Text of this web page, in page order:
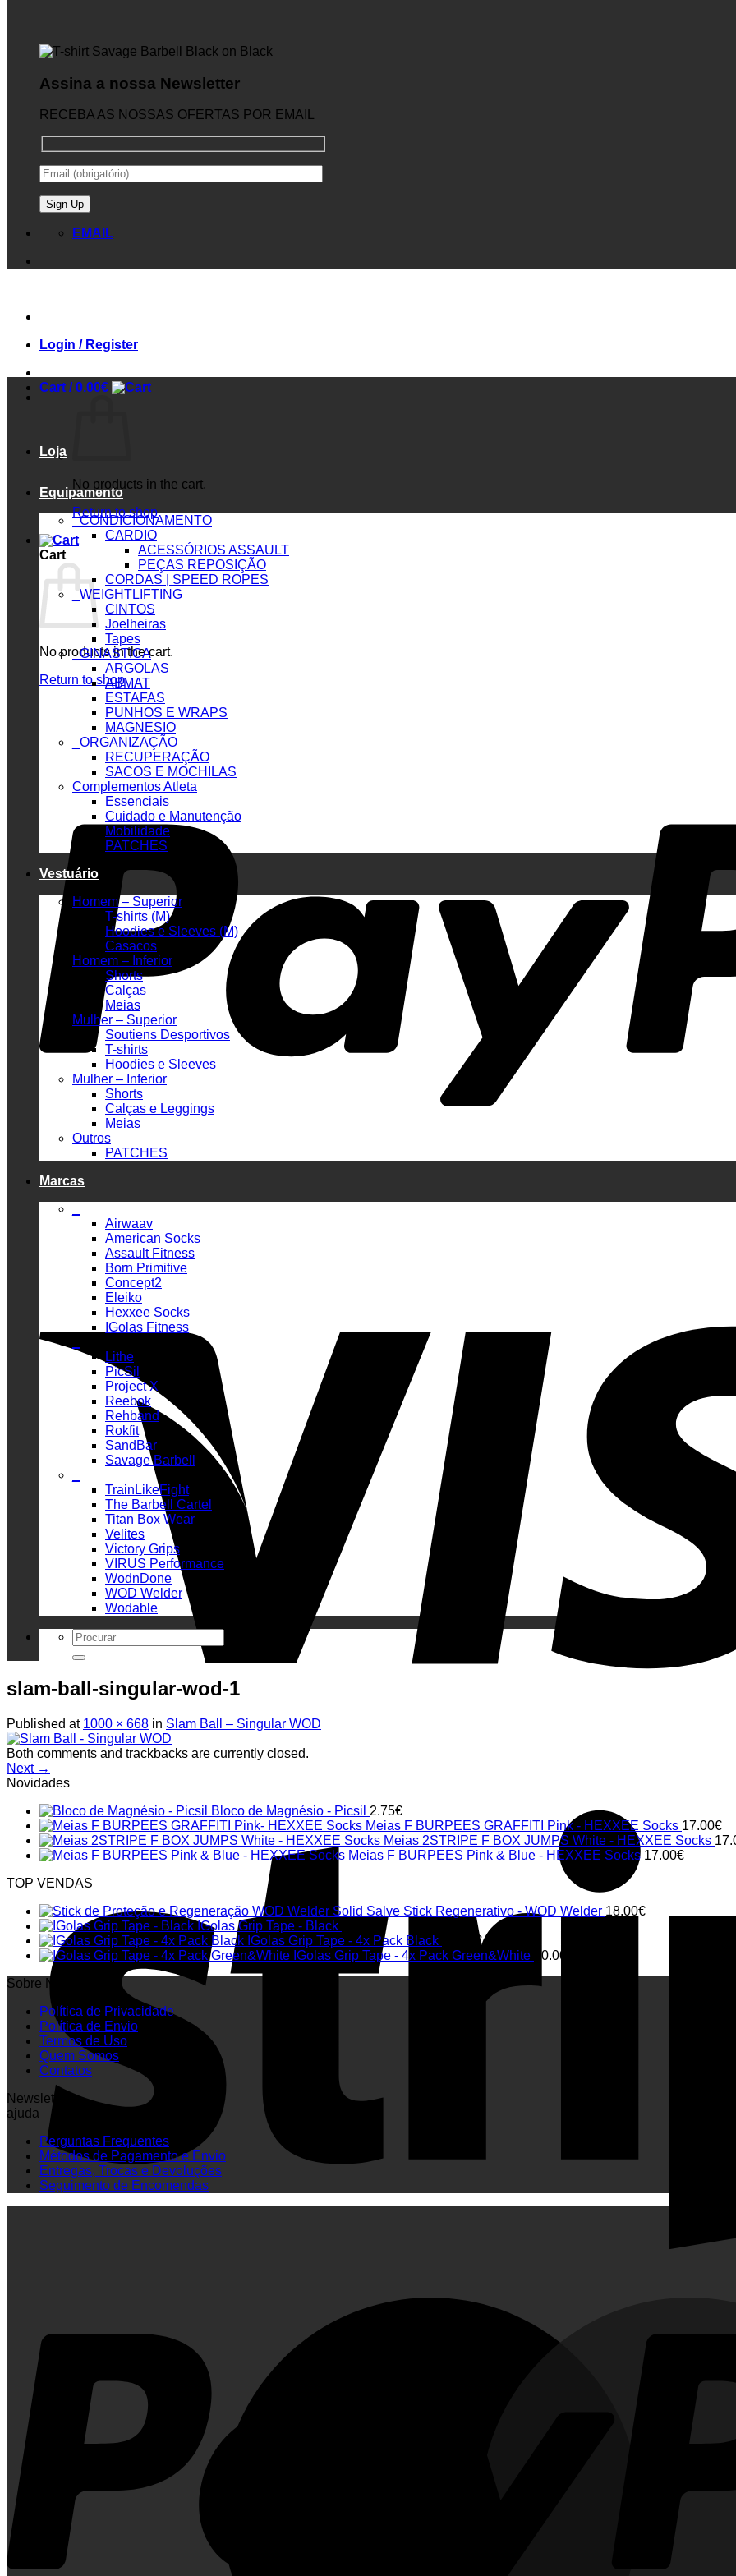
Assina a nossa Newsletter
RECEBA AS NOSSAS OFERTAS POR EMAIL
EMAIL
Login / Register
Cart /0.00€
No products in the cart.
Return to shop
Cart
No products in the cart.
Return to shop
Loja
Equipamento
_CONDICIONAMENTO
CARDIO
ACESSÓRIOS ASSAULT
PEÇAS REPOSIÇÃO
CORDAS | SPEED ROPES
_WEIGHTLIFTING
CINTOS
Joelheiras
Tapes
_GINASTICA
ARGOLAS
ABMAT
ESTAFAS
PUNHOS E WRAPS
MAGNESIO
_ORGANIZAÇÃO
RECUPERAÇÃO
SACOS E MOCHILAS
Complementos Atleta
Essenciais
Cuidado e Manutenção
Mobilidade
PATCHES
Vestuário
Homem – Superior
T-shirts (M)
Hoodies e Sleeves (M)
Casacos
Homem – Inferior
Shorts
Calças
Meias
Mulher – Superior
Soutiens Desportivos
T-shirts
Hoodies e Sleeves
Mulher – Inferior
Shorts
Calças e Leggings
Meias
Outros
PATCHES
Marcas
Airwaav
American Socks
Assault Fitness
Born Primitive
Concept2
Eleiko
Hexxee Socks
IGolas Fitness
Lithe
PicSil
Project X
Reebok
Rehband
Rokfit
SandBar
Savage Barbell
TrainLikeFight
The Barbell Cartel
Titan Box Wear
Velites
Victory Grips
VIRUS Performance
WodnDone
WOD Welder
Wodable
Search
for:
slam-ball-singular-wod-1
Published at 1000 × 668 in Slam Ball – Singular WOD
Both comments and trackbacks are currently closed.
Next →
Novidades
Bloco de Magnésio - Picsil 2.75€
Meias F BURPEES GRAFFITI Pink - HEXXEE Socks 17.00€
Meias 2STRIPE F BOX JUMPS White - HEXXEE Socks
Meias F BURPEES Pink & Blue - HEXXEE Socks 17.00€
TOP VENDAS
Solid Salve Stick Regenerativo - WOD Welder 18.00€
IGolas Grip Tape - Black
IGolas Grip Tape - 4x Pack Black
€
IGolas Grip Tape - 4x Pack Green&White
20.00
Sobre Nós
Política de Privacidade
Política de Envio
Termos de Uso
Quem Somos
Contatos
Newsletter
ajuda
Perguntas Frequentes
Métodos de Pagamento e Envio
Entregas, Trocas e Devoluções
Seguimento de Encomendas